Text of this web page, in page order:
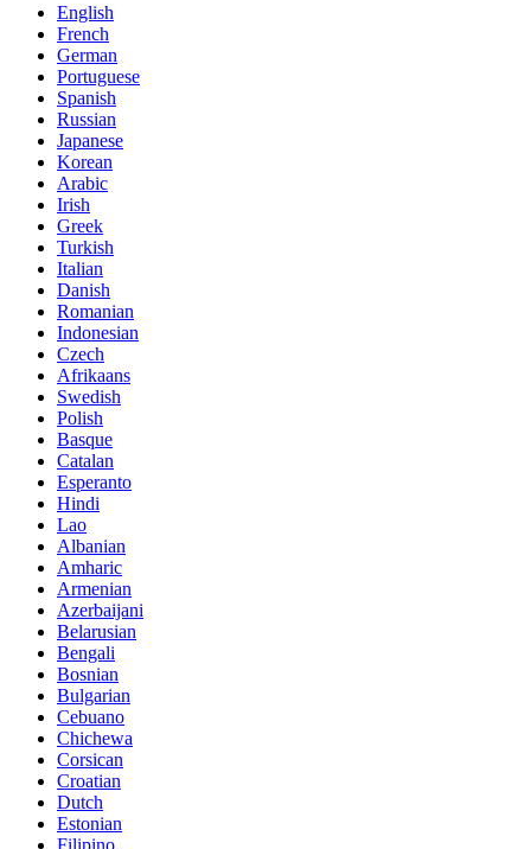
English
French
German
Portuguese
Spanish
Russian
Japanese
Korean
Arabic
Irish
Greek
Turkish
Italian
Danish
Romanian
Indonesian
Czech
Afrikaans
Swedish
Polish
Basque
Catalan
Esperanto
Hindi
Lao
Albanian
Amharic
Armenian
Azerbaijani
Belarusian
Bengali
Bosnian
Bulgarian
Cebuano
Chichewa
Corsican
Croatian
Dutch
Estonian
Filipino